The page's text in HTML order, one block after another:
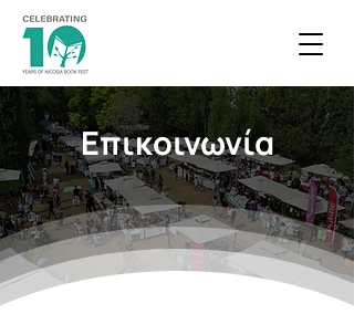
Επικοινωνία